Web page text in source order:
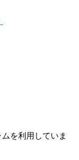
を利用していま